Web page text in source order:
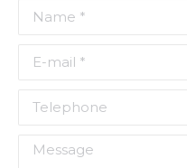
Name *
E-mail *
Telephone
Message